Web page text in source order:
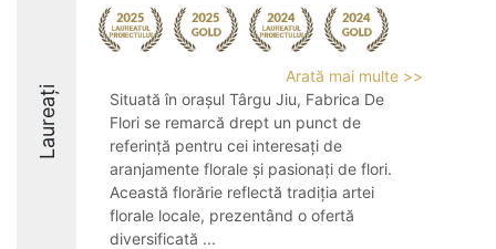
Laureați
Arată mai multe >>
Situată în orașul Târgu Jiu, Fabrica De
Flori se remarcă drept un punct de
referință pentru cei interesați de
aranjamente florale și pasionați de flori.
Această florărie reflectă tradiția artei
florale locale, prezentând o ofertă
diversificată ...